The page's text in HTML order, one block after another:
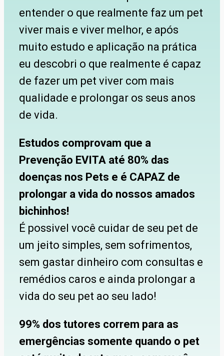
entender o que realmente faz um pet
viver mais e viver melhor, e após
muito estudo e aplicação na prática
eu descobri o que realmente é capaz
de fazer um pet viver com mais
qualidade e prolongar os seus anos
de vida.
Estudos comprovam que a
Prevenção EVITA até 80% das
doenças nos Pets e é CAPAZ de
prolongar a vida do nossos amados
bichinhos!
É possivel você cuidar de seu pet de
um jeito simples, sem sofrimentos,
sem gastar dinheiro com consultas e
remédios caros e ainda prolongar a
vida do seu pet ao seu lado!
99% dos tutores correm para as
emergências somente quando o pet